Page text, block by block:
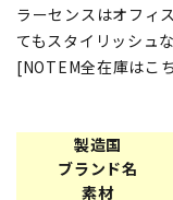
ラーセンスはオフィ
てもスタイリッシュ
[NOTEM全在庫はこ
製造国
ブランド名
素材